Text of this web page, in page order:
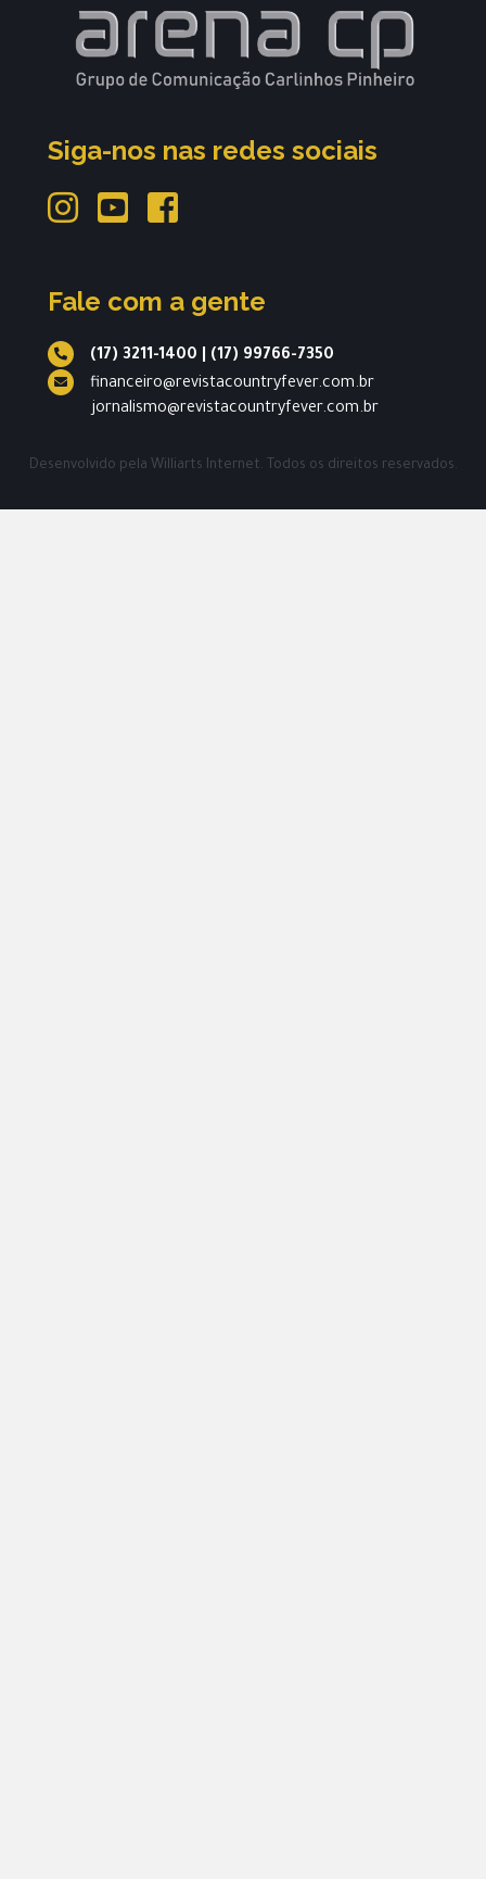
Siga-nos nas redes sociais
Fale com a gente
(17) 3211-1400
(17) 99766-7350
financeiro@revistacountryfever.com.br
jornalismo@revistacountryfever.com.br
Desenvolvido pela Williarts Internet. Todos os direitos reservados.